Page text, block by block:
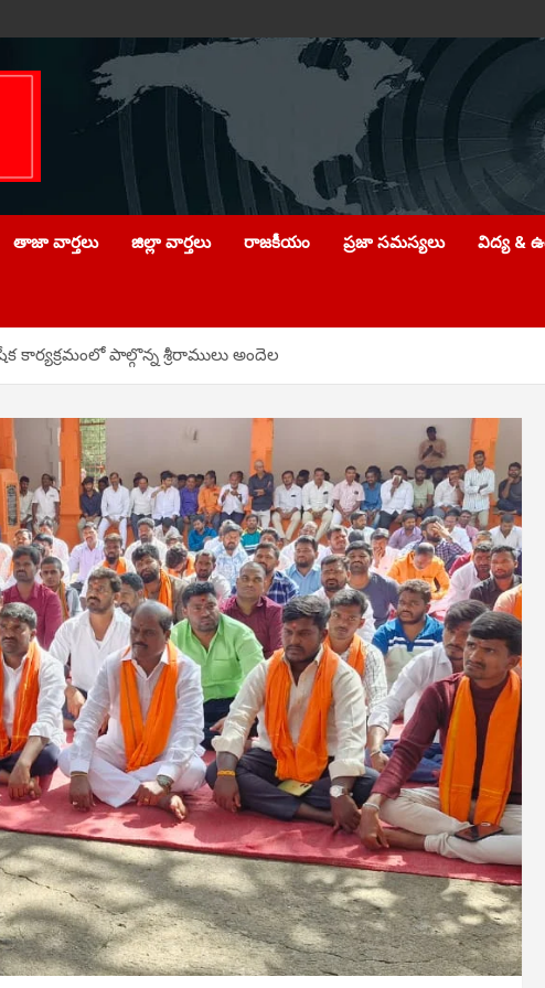
తాజా వార్తలు జిల్లా వార్తలు రాజకీయం ప్రజా సమస్యలు విద్య &
పాల్గొన్న శ్రీరాములు అందెల